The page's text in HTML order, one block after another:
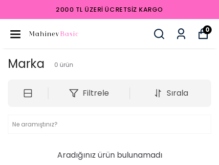
2000 TL ÜZERI ÜCRETSIZ KARGO
0
Marka 0 ürün
Filtrele Sırala
Aradığınız ürün bulunamadı